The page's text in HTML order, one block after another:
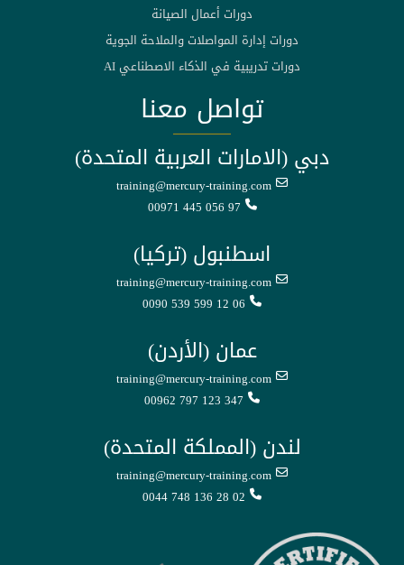
دورات أعمال الصيانة
دورات إدارة المواصلات والملاحة الجوية
دورات تدريبية في الذكاء الاصطناعي AI
تواصل معنا
دبي (الامارات العربية المتحدة)
training@mercury-training.com
00971 445 056 97
اسطنبول (تركيا)
training@mercury-training.com
0090 539 599 12 06
عمان (الأردن)
training@mercury-training.com
00962 797 123 347
لندن (المملكة المتحدة)
training@mercury-training.com
0044 748 136 28 02